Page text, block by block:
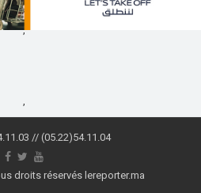
,
,
// (05.22)54.11.04
droits réservés lereporter.ma